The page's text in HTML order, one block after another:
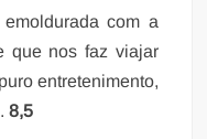
com a
que nos faz viajar
entretenimento,
8,5